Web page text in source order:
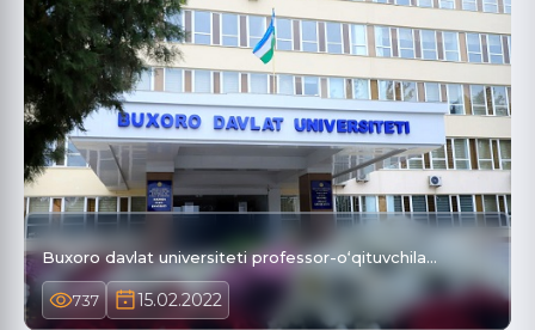
Buxoro davlat universiteti professor-o‘qituvchila…
737 15.02.2022